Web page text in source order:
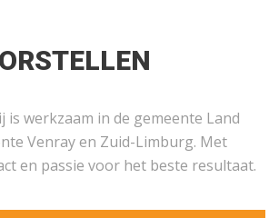
is werkzaam in de gemeente Land
Venray en Zuid-Limburg. Met
en passie voor het beste resultaat.